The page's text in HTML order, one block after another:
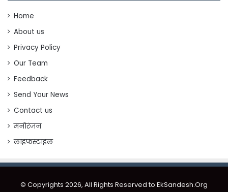
Home
About us
Privacy Policy
Our Team
Feedback
Send Your News
Contact us
मनोरंजन
लाइफस्टाइल
© Copyrights 2026, All Rights Reserved to EkSandesh.Org